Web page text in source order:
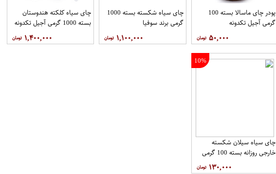
پودر چای ماسالا بسته 100
گرمی آجیل تکدونه
۵۰,۰۰۰
چای سیاه شکسته بسته 1000
گرمی برند سوفیا
۱,۱۰۰,۰۰۰
چای سیاه کلکته هندوستان
بسته 1000 گرمی آجیل تکدونه
۱,۴۰۰,۰۰۰
10%
چای سیاه سیلان شکسته
خارجی روزانه بسته 100 گرمی
۱۳۰,۰۰۰